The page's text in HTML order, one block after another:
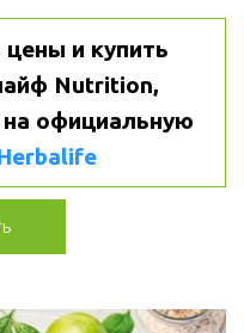
цены и купить
Nutrition,
официальную